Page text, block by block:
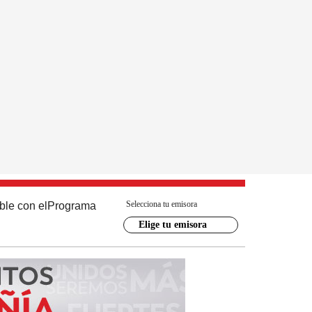
con el Programa Selecciona tu emisora
Elige tu emisora